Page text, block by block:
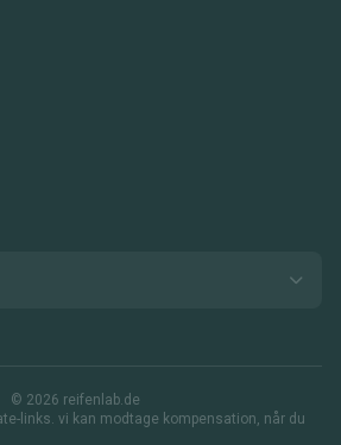
© 2026 reifenlab.de
links. vi kan modtage kompensation, når du